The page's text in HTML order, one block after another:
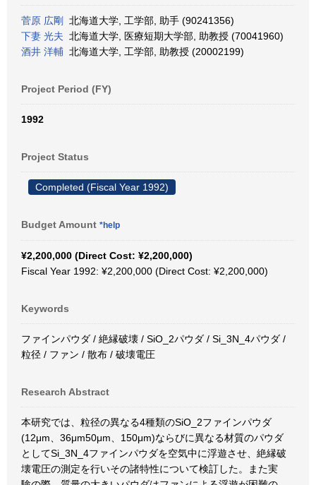
菅原 広剛
北海道大学, 工学部, 助手 (90241356)
下妻 光夫 北海道大学, 医療短期大学部, 助教授 (70041960)
酒井 洋輔 北海道大学, 工学部, 助教授 (20002199)
Project Period (FY)
1992
Project Status
Completed (Fiscal Year 1992)
Budget Amount *help
¥2,200,000 (Direct Cost: ¥2,200,000)
Fiscal Year 1992: ¥2,200,000 (Direct Cost: ¥2,200,000)
Keywords
ファインパウダ / 絶縁破壊 / SiO_2パウダ / Si_3N_4パウダ /
粒径 / ファン / 散布 / 破壊電圧
Research Abstract
本研究では、粒径の異なる4種類のSiO_2ファインパウダ
(12μm、36μm50μm、150μm)ならびに異なる材質のパウダ
としてSi_3N_4ファインパウダを空気中に浮遊させ、絶縁破
壊電圧の測定を行いその諸特性について検訂した。また実